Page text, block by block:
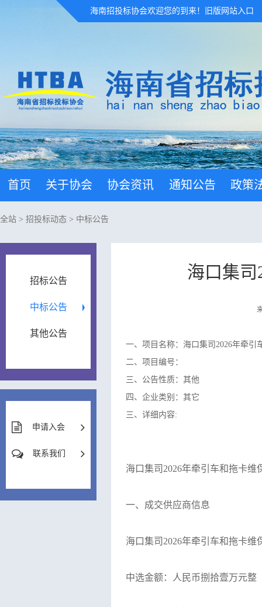
海南招投标协会欢迎您的到来！ 旧版网站入口
首页 关于协会 协会资讯 通知公告 政策
全站 > 招投标动态 > 中标公告
招标公告
中标公告
其他公告
申请入会
联系我们
海口集
一、项目名称：海口集司2026年牵
二、项目编号：
三、公告性质：其他
四、企业类别：其它
三、详细内容:
海口集司 2026年牵引车和拖卡维
一、成交供应商信息
海口集司 2026年牵引车和拖卡
中选金额：人民币捌拾壹万元整